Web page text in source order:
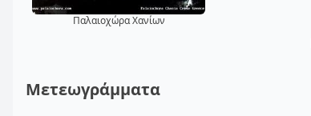
Παλαιοχώρα Χανίων
Μετεωγράμματα